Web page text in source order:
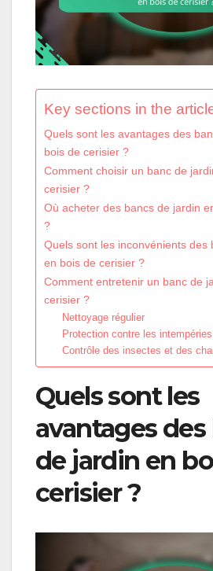
Key sections in the
Quels sont les avantages des
bois de cerisier ?
Comment choisir un banc de
cerisier ?
Où acheter des bancs de jardin
?
Quels sont les inconvénients des
en bois de cerisier ?
Comment entretenir un banc de
cerisier ?
Nettoyage régulier
Protection contre les intempéries
Contrôle des insectes et des
Quels sont les
avantages
de jardin en
cerisier ?